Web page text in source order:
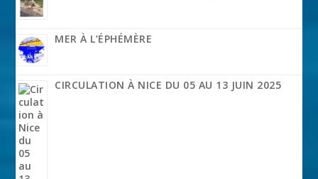
MER À L’ÉPHÉMÈRE
CIRCULATION À NICE DU 05 AU 13 JUIN 2025